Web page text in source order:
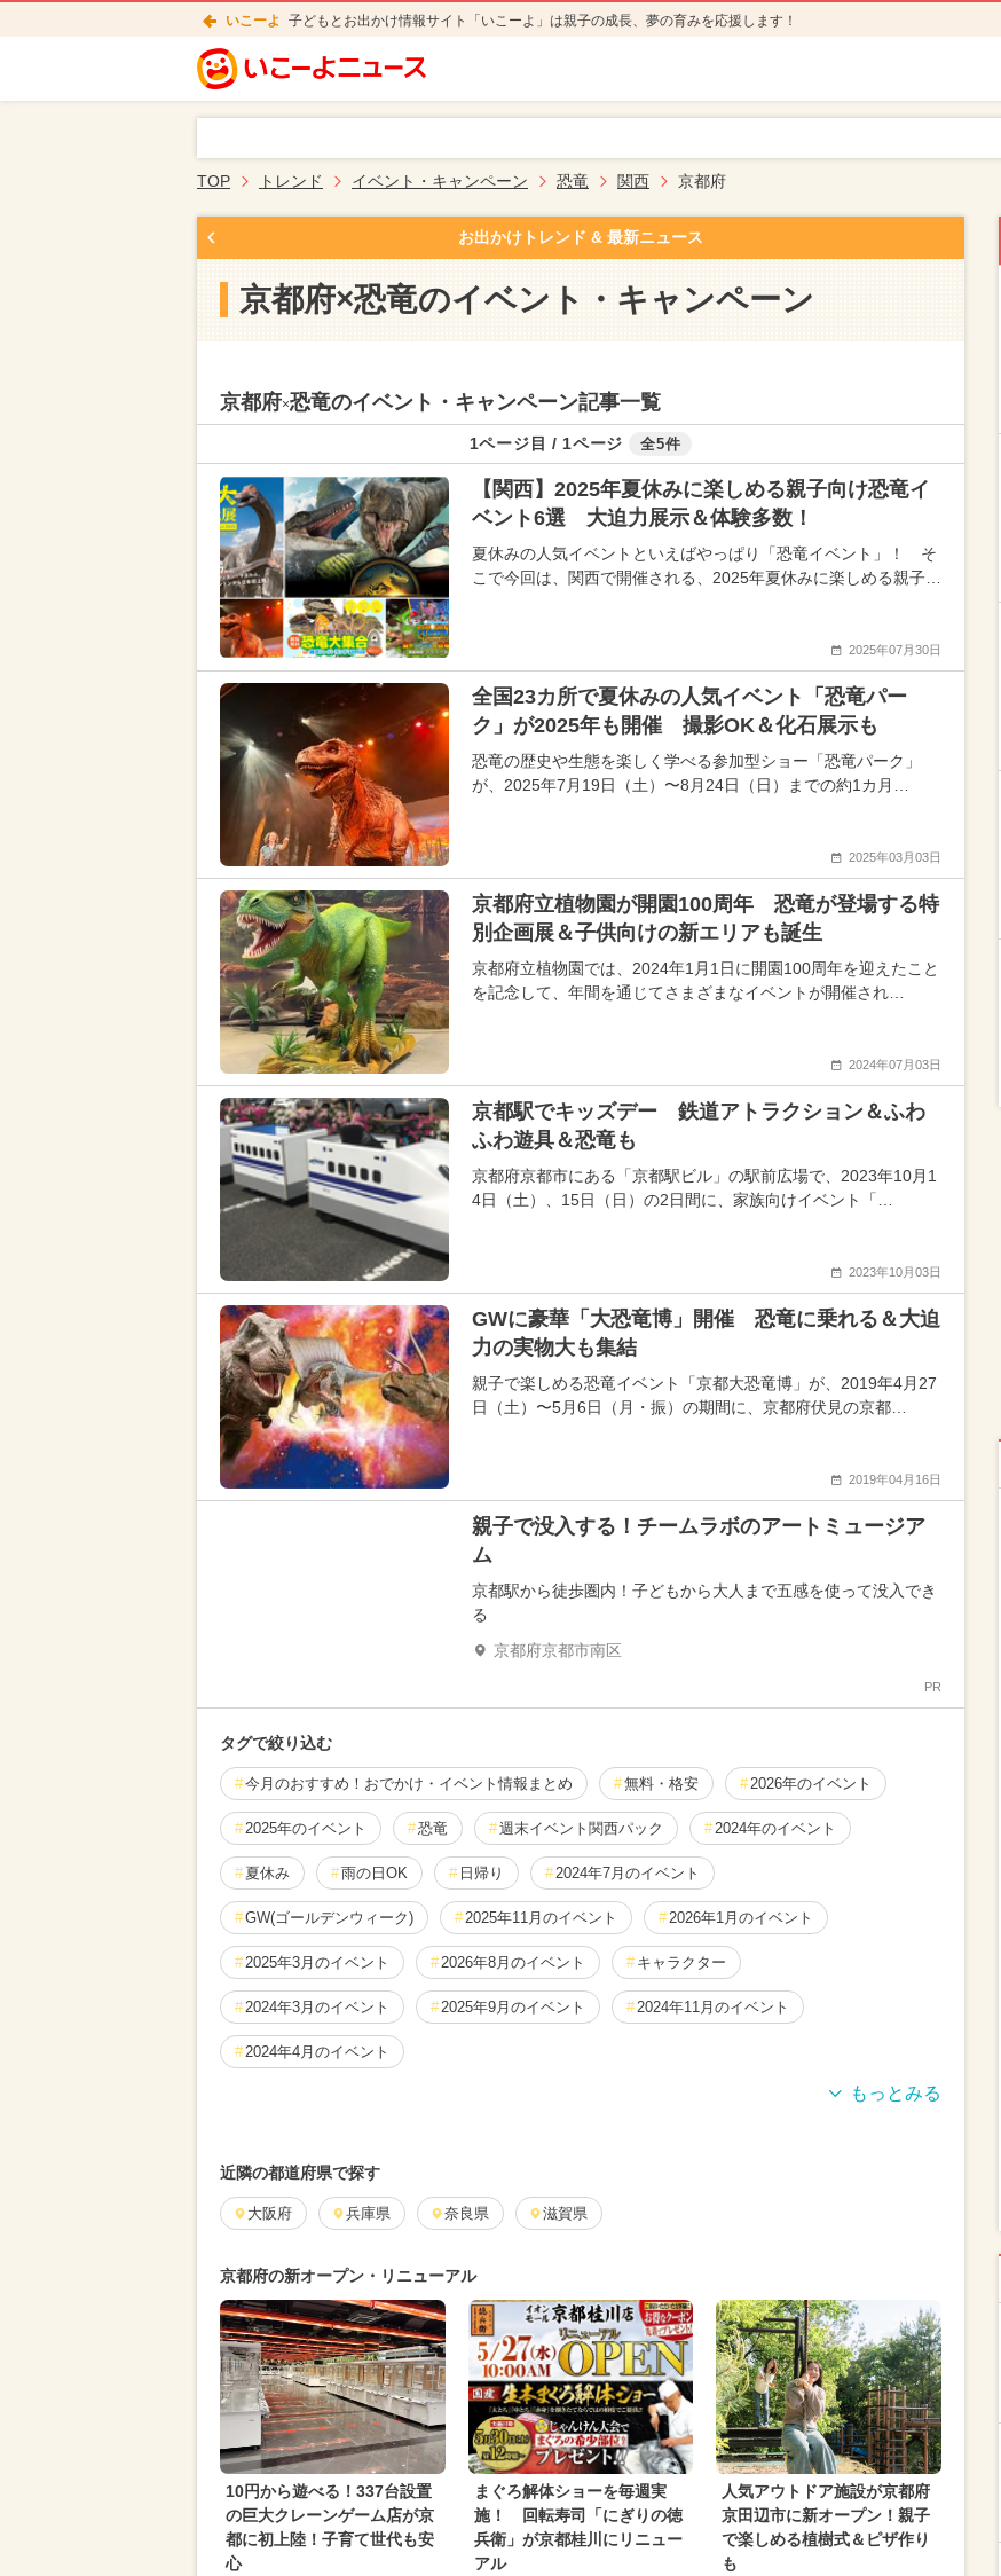
いこーよ 子どもとお出かけ情報サイト「いこーよ」は親子の成長、夢の育みを応援します！
TOP トレンド イベント・キャンペーン 恐竜 関西 京都府
お出かけトレンド & 最新ニュース
京都府×恐竜のイベント・キャンペーン
京都府×恐竜のイベント・キャンペーン記事一覧
1ページ目 / 1ページ 全5件
【関西】2025年夏休みに楽しめる親子向け恐竜イ
ベント6選 大迫力展示＆体験多数！
夏休みの人気イベントといえばやっぱり「恐竜イベント」！ そ
こで今回は、関西で開催される、2025年夏休みに楽しめる親子…
2025年07月30日
全国23カ所で夏休みの人気イベント「恐竜パー
ク」が2025年も開催 撮影OK＆化石展示も
恐竜の歴史や生態を楽しく学べる参加型ショー「恐竜パーク」
が、2025年7月19日（土）〜8月24日（日）までの約1カ月…
2025年03月03日
京都府立植物園が開園100周年 恐竜が登場する特
別企画展＆子供向けの新エリアも誕生
京都府立植物園では、2024年1月1日に開園100周年を迎えたこと
を記念して、年間を通じてさまざまなイベントが開催され…
2024年07月03日
京都駅でキッズデー 鉄道アトラクション＆ふわ
ふわ遊具＆恐竜も
京都府京都市にある「京都駅ビル」の駅前広場で、2023年10月1
4日（土）、15日（日）の2日間に、家族向けイベント「…
2023年10月03日
GWに豪華「大恐竜博」開催 恐竜に乗れる＆大迫
力の実物大も集結
親子で楽しめる恐竜イベント「京都大恐竜博」が、2019年4月27
日（土）〜5月6日（月・振）の期間に、京都府伏見の京都…
2019年04月16日
親子で没入する！チームラボのアートミュージア
ム
京都駅から徒歩圏内！子どもから大人まで五感を使って没入でき
る
京都府京都市南区
PR
タグで絞り込む
今月のおすすめ！おでかけ・イベント情報まとめ 無料・格安 2026年のイベント
2025年のイベント 恐竜 週末イベント関西パック 2024年のイベント
夏休み 雨の日OK 日帰り 2024年7月のイベント
GW(ゴールデンウィーク) 2025年11月のイベント 2026年1月のイベント
2025年3月のイベント 2026年8月のイベント キャラクター
2024年3月のイベント 2025年9月のイベント 2024年11月のイベント
2024年4月のイベント
2025年8月のイベント
2025年4月のイベント 2025年12月のイベント
グルメフェス 2024年5月のイベント 2025年2月のイベント
2026年2月のイベント クリスマス 2024年8月のイベント 2025年7月のイベント
2024年2月のイベント 2024年6月のイベント スイーツビュッフェ
2026年4月のイベント お正月 冬休み ご当地グルメ・限定メニュー
2026年6月のイベント いちごビュッフェ 夏休み（日帰り）
2025年6月のイベント
近隣の都道府県で探す
大阪府 兵庫県 奈良県 滋賀県
京都府の新オープン・リニューアル
10円から遊べる！337台設置
の巨大クレーンゲーム店が京
都に初上陸！子育て世代も安
心
まぐろ解体ショーを毎週実
施！ 回転寿司「にぎりの徳
兵衛」が京都桂川にリニュー
アル
人気アウトドア施設が京都府
京田辺市に新オープン！親子
で楽しめる植樹式＆ピザ作り
も